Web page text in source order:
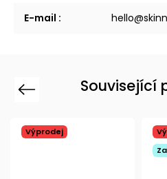
E-mail :
Související
Previous
Výprodej